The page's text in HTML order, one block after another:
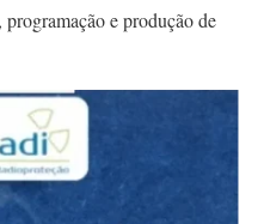
, programação e produção de